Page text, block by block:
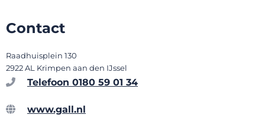
Contact
Raadhuisplein 130
2922 AL Krimpen aan den IJssel
Telefoon 0180 59 01 34
www.gall.nl